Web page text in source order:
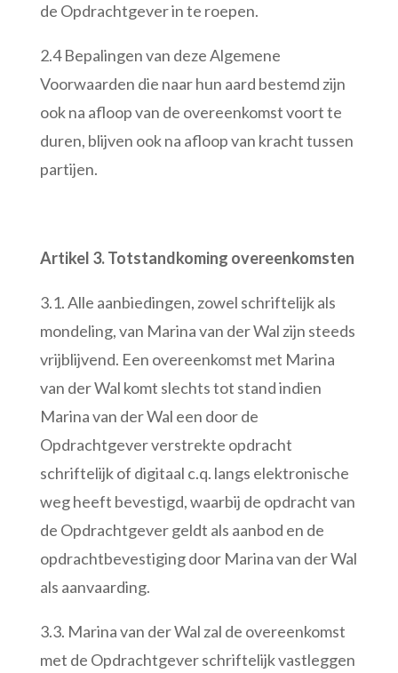
de Opdrachtgever in te roepen.
2.4 Bepalingen van deze Algemene
Voorwaarden die naar hun aard bestemd zijn
ook na afloop van de overeenkomst voort te
duren, blijven ook na afloop van kracht tussen
partijen.
Artikel 3. Totstandkoming overeenkomsten
3.1. Alle aanbiedingen, zowel schriftelijk als
mondeling, van Marina van der Wal zijn steeds
vrijblijvend. Een overeenkomst met Marina
van der Wal komt slechts tot stand indien
Marina van der Wal een door de
Opdrachtgever verstrekte opdracht
schriftelijk of digitaal c.q. langs elektronische
weg heeft bevestigd, waarbij de opdracht van
de Opdrachtgever geldt als aanbod en de
opdrachtbevestiging door Marina van der Wal
als aanvaarding.
3.3. Marina van der Wal zal de overeenkomst
met de Opdrachtgever schriftelijk vastleggen